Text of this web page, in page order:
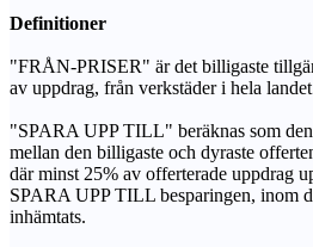
Definitioner
"FRÅN-PRISER" är det billigaste
av uppdrag, från verkstäder i hela
"SPARA UPP TILL" beräknas som
mellan den billigaste och dyraste
där minst 25% av offerterade uppdrag
SPARA UPP TILL besparingen, inom
inhämtats.